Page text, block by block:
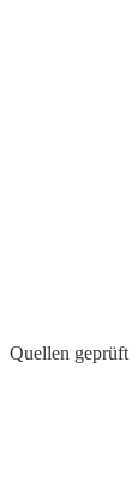
Quellen geprüft